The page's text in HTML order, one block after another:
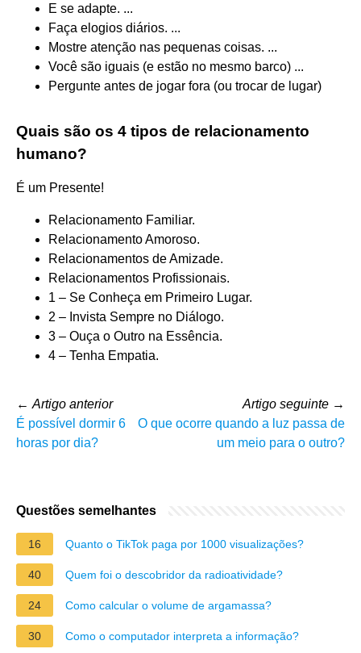
E se adapte. ...
Faça elogios diários. ...
Mostre atenção nas pequenas coisas. ...
Você são iguais (e estão no mesmo barco) ...
Pergunte antes de jogar fora (ou trocar de lugar)
Quais são os 4 tipos de relacionamento
humano?
É um Presente!
Relacionamento Familiar.
Relacionamento Amoroso.
Relacionamentos de Amizade.
Relacionamentos Profissionais.
1 – Se Conheça em Primeiro Lugar.
2 – Invista Sempre no Diálogo.
3 – Ouça o Outro na Essência.
4 – Tenha Empatia.
← Artigo anterior
É possível dormir 6
horas por dia?
Artigo seguinte →
O que ocorre quando a luz passa de
um meio para o outro?
Questões semelhantes
16 Quanto o TikTok paga por 1000 visualizações?
40 Quem foi o descobridor da radioatividade?
24 Como calcular o volume de argamassa?
30 Como o computador interpreta a informação?